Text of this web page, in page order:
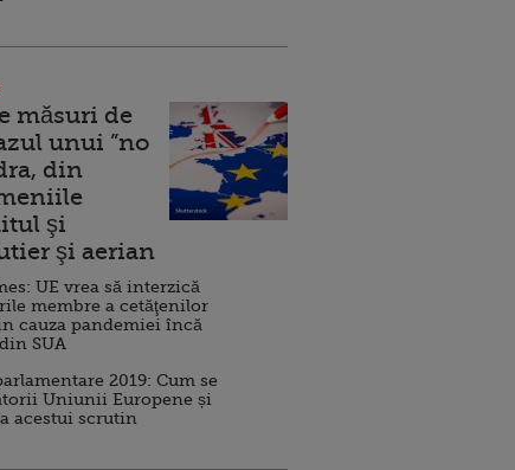
măsuri de
unui ”no
din
şi
şi aerian
UE vrea să interzică
membre a cetăţenilor
cauza pandemiei încă
SUA
2019: Cum se
Uniunii Europene și
acestui scrutin